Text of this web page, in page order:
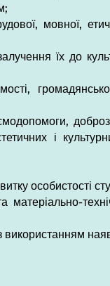
мовної,
їх до
громадянської
і
особистості
матеріально-
використанням